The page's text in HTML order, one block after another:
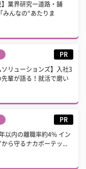
】業界研究ー道路・舗
みんなの“あたりま
PR
ソリューションズ】入社3
輩が語る！就活で磨い
PR
以内の離職率約4% イン
ら守るナカボーテッ...